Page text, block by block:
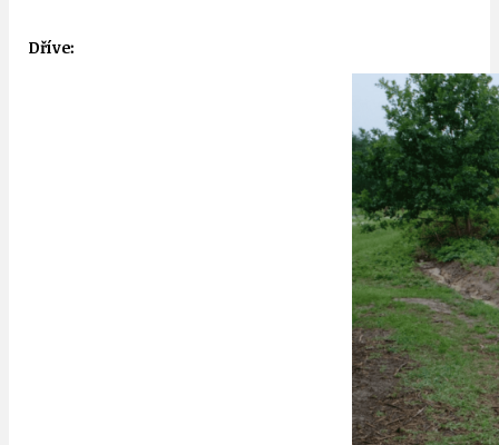
Dříve: